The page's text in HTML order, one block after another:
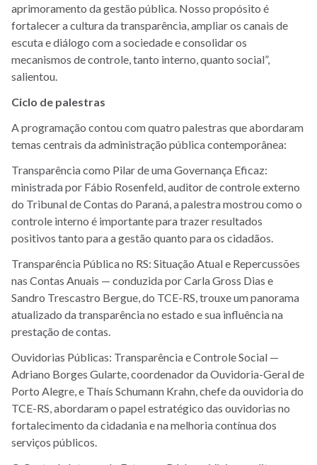
aprimoramento da gestão pública. Nosso propósito é
fortalecer a cultura da transparência, ampliar os canais de
escuta e diálogo com a sociedade e consolidar os
mecanismos de controle, tanto interno, quanto social”,
salientou.
Ciclo de palestras
A programação contou com quatro palestras que abordaram
temas centrais da administração pública contemporânea:
Transparência como Pilar de uma Governança Eficaz:
ministrada por Fábio Rosenfeld, auditor de controle externo
do Tribunal de Contas do Paraná, a palestra mostrou como o
controle interno é importante para trazer resultados
positivos tanto para a gestão quanto para os cidadãos.
Transparência Pública no RS: Situação Atual e Repercussões
nas Contas Anuais — conduzida por Carla Gross Dias e
Sandro Trescastro Bergue, do TCE-RS, trouxe um panorama
atualizado da transparência no estado e sua influência na
prestação de contas.
Ouvidorias Públicas: Transparência e Controle Social —
Adriano Borges Gularte, coordenador da Ouvidoria-Geral de
Porto Alegre, e Thaís Schumann Krahn, chefe da ouvidoria do
TCE-RS, abordaram o papel estratégico das ouvidorias no
fortalecimento da cidadania e na melhoria contínua dos
serviços públicos.